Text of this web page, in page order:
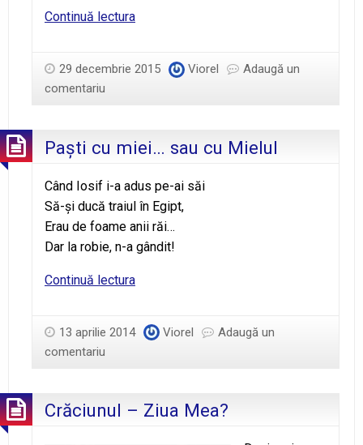
Continuă lecturaVerificare
29 decembrie 2015 Viorel
Adaugă un
comentariu
Paști cu miei… sau cu Mielul
Când Iosif i-a adus pe-ai săi
Să-şi ducă traiul în Egipt,
Erau de foame anii răi…
Dar la robie, n-a gândit!
Continuă lecturaPaști
sau
13 aprilie 2014 Viorel
Adaugă un
comentariu
Crăciunul – Ziua Mea?